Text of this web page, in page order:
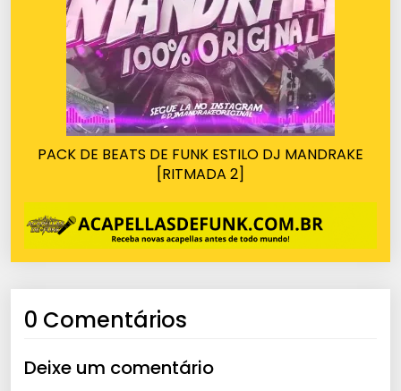
PACK DE BEATS DE FUNK ESTILO DJ MANDRAKE
[RITMADA 2]
0 Comentários
Deixe um comentário